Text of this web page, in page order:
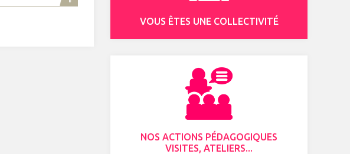
VOUS ÊTES UNE COLLECTIVITÉ
NOS ACTIONS PÉDAGOGIQUES
VISITES, ATELIERS...